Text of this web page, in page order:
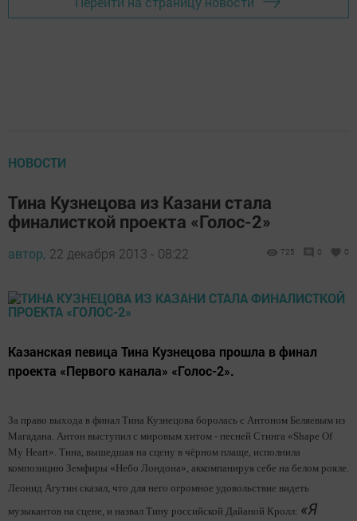
НОВОСТИ
Тина Кузнецова из Казани стала
финалисткой проекта «Голос-2»
автор, 22 декабря 2013 - 08:22 725 0 0
Казанская певица Тина Кузнецова прошла в финал
проекта «Первого канала» «Голос-2».
За право выхода в финал Тина Кузнецова боролась с Антоном Беляевым из
Магадана. Антон выступил с мировым хитом - песней Стинга «Shape Of
My Heart». Тина, вышедшая на сцену в чёрном плаще, исполнила
композицию Земфиры «Небо Лондона», аккомпанируя себе на белом рояле.
Леонид Агутин сказал, что для него огромное удовольствие видеть
музыкантов на сцене, и назвал Тину российской Дайаной Кролл: «Я